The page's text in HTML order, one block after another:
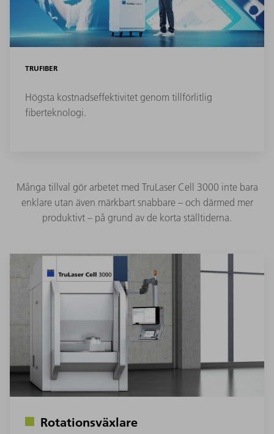
TRUFIBER
Högsta kostnadseffektivitet genom tillförlitlig
fiberteknologi.
Många tillval gör arbetet med TruLaser Cell 3000 inte bara
enklare utan även märkbart snabbare – och därmed mer
produktivt – på grund av de korta ställtiderna.
Rotationsväxlare